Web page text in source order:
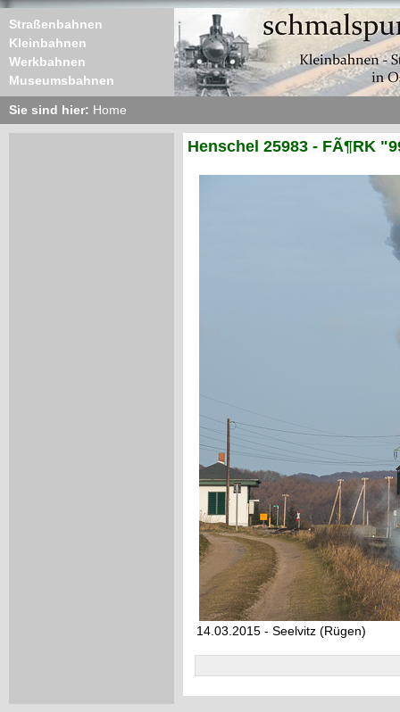
Straßenbahnen
Kleinbahnen
Werkbahnen
Museumsbahnen
Sie sind hier: Home
Henschel 25983 - FÃ¶RK
14.03.2015 - Seelvitz (Rügen)